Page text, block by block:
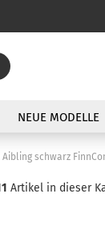
NEUE MODELLE
Aibling schwarz
Artikel in dieser